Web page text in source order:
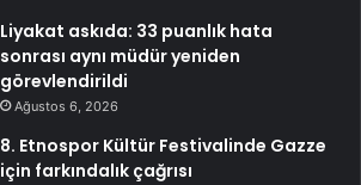
Liyakat askıda: 33 puanlık hata
sonrası aynı müdür yeniden
görevlendirildi
Ağustos 6, 2026
8. Etnospor Kültür Festivalinde Gazze
için farkındalık çağrısı